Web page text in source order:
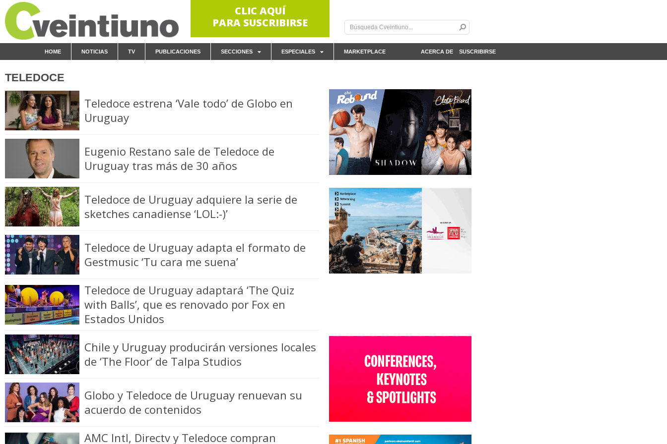
CLIC AQUÍ
PARA SUSCRIBIRSE
ACERCA DE
HOME NOTICIAS TV PUBLICACIONES SECCIONES ESPECIALES MARKETPLACE SUSCRIBIRSE
TELEDOCE
Teledoce estrena ‘Vale todo’ de Globo en
Uruguay
Eugenio Restano sale de Teledoce de
Uruguay tras más de 30 años
Teledoce de Uruguay adquiere la serie de
sketches canadiense ‘LOL:-)’
Teledoce de Uruguay adapta el formato de
Gestmusic ‘Tu cara me suena’
Teledoce de Uruguay adaptará ‘The Quiz
with Balls’, que es renovado por Fox en
Estados Unidos
Chile y Uruguay producirán versiones locales
de ‘The Floor’ de Talpa Studios
Globo y Teledoce de Uruguay renuevan su
acuerdo de contenidos
AMC Intl, Directv y Teledoce compran